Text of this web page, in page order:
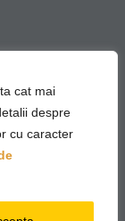
cat mai
despre
cu caracter